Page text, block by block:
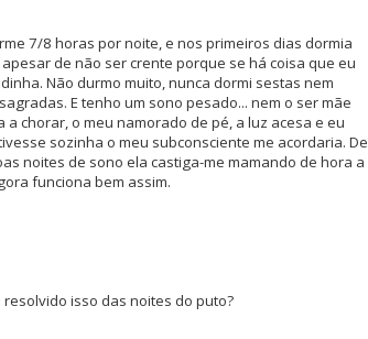
7/8 horas por noite, e nos primeiros dias dormia
de não ser crente porque se há coisa que eu
Não durmo muito, nunca dormi sestas nem
E tenho um sono pesado... nem o ser mãe
chorar, o meu namorado de pé, a luz acesa e eu
sozinha o meu subconsciente me acordaria. De
noites de sono ela castiga-me mamando de hora a
funciona bem assim.
isso das noites do puto?